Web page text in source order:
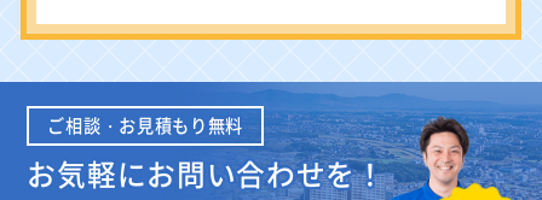
ご相談・お見積もり無料
お気軽にお問い合わせを！